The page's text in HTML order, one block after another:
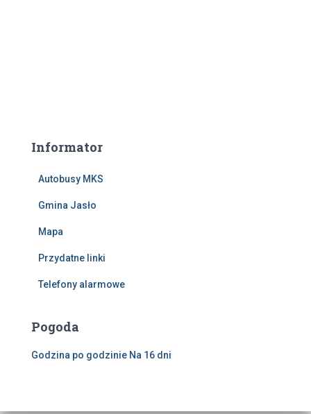
Informator
Autobusy MKS
Gmina Jasło
Mapa
Przydatne linki
Telefony alarmowe
Pogoda
Godzina po godzinie Na 16 dni